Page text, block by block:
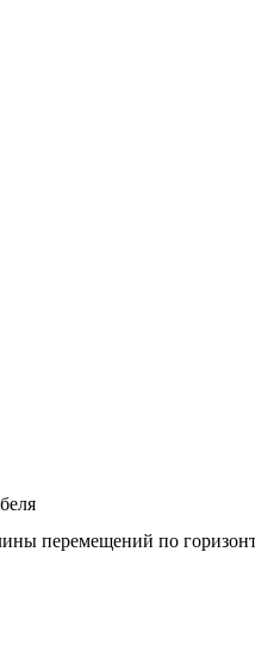
перемещений по